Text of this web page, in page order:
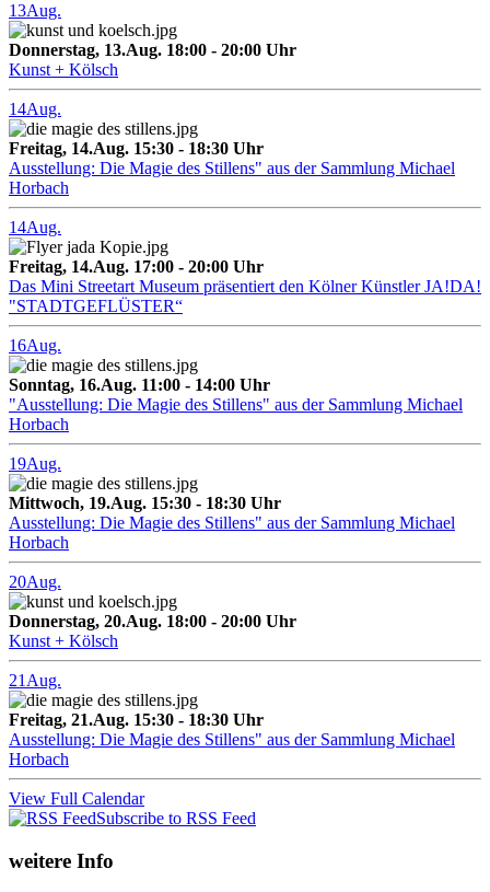
13Aug.
Donnerstag, 13.Aug. 18:00 - 20:00 Uhr
Kunst + Kölsch
14Aug.
Freitag, 14.Aug. 15:30 - 18:30 Uhr
Ausstellung: Die Magie des Stillens" aus der Sammlung Michael
Horbach
14Aug.
Freitag, 14.Aug. 17:00 - 20:00 Uhr
Das Mini Streetart Museum präsentiert den Kölner Künstler JA!DA!
"STADTGEFLÜSTER“
16Aug.
Sonntag, 16.Aug. 11:00 - 14:00 Uhr
"Ausstellung: Die Magie des Stillens" aus der Sammlung Michael
Horbach
19Aug.
Mittwoch, 19.Aug. 15:30 - 18:30 Uhr
Ausstellung: Die Magie des Stillens" aus der Sammlung Michael
Horbach
20Aug.
Donnerstag, 20.Aug. 18:00 - 20:00 Uhr
Kunst + Kölsch
21 Aug.
Freitag, 21.Aug. 15:30 - 18:30 Uhr
Ausstellung: Die Magie des Stillens" aus der Sammlung Michael
Horbach
View Full Calendar
Subscribe to RSS Feed
weitere Info